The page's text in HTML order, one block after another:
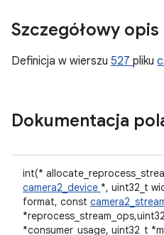
Szczegółowy opis
Definicja w wierszu 527 pliku
Dokumentacja
int(*
camera2_device *, uint32_t
format, const
*consumer_usage, uint32_t